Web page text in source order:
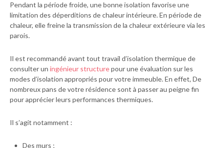
Pendant la période froide, une bonne isolation favorise une
limitation des déperditions de chaleur intérieure. En période de
chaleur, elle freine la transmission de la chaleur extérieure via les
parois.
Il est recommandé avant tout travail d’isolation thermique de
consulter un ingénieur structurepour une évaluation sur les
modes d’isolation appropriés pour votre immeuble. En effet, De
nombreux pans de votre résidence sont à passer au peigne fin
pour apprécier leurs performances thermiques.
Il s’agit notamment :
Des murs ;